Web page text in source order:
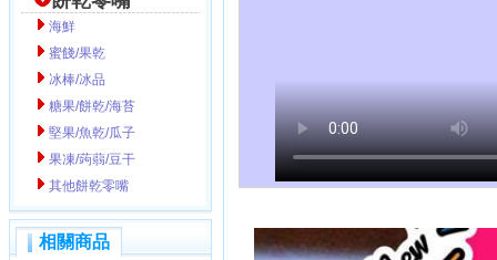
海鮮
蜜餞/果乾
冰棒/冰品
糖果/餅乾/海苔
堅果/魚乾/瓜子
果凍/蒟蒻/豆干
其他餅乾零嘴
相關商品